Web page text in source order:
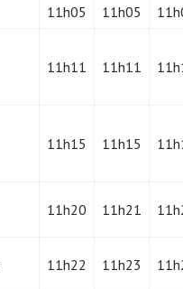
11h05 11h05
11h11 11h11
11h15 11h15
11h20 11h21
11h22 11h23